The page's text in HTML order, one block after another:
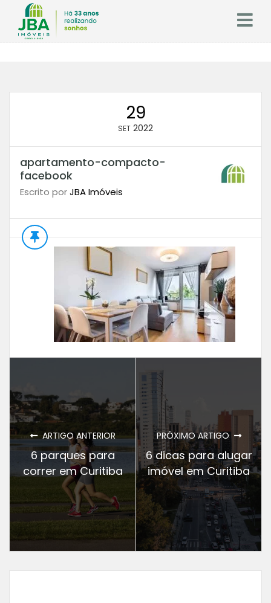
29
SET 2022
apartamento-compacto-
facebook
Escrito porJBA Imóveis
ARTIGO ANTERIOR
6 parques para
correr em Curitiba
PRÓXIMO ARTIGO
6 dicas para alugar
imóvel em Curitiba